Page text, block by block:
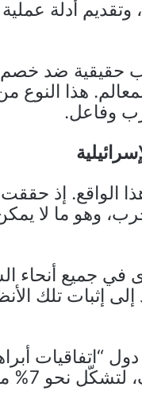
وتقديم أدلة
حقيقية ضد خصم
هذا النوع
وفاعل.
الواقع. إذ
وهو ما لا
في جميع أنحاء
إثبات تلك
“اتفاقيات
والبحرين والمغرب